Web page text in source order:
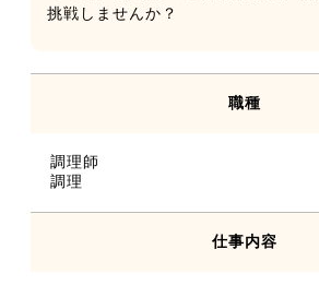
挑戦しませんか？
職種
調理師
調理
仕事内容